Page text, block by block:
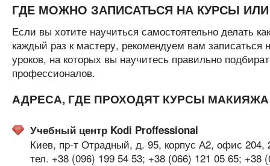
ГДЕ МОЖНО ЗАПИСАТЬСЯ НА КУРСЫ
Если вы хотите научиться самостоятельно делать
каждый раз к мастеру, рекомендуем вам записаться
уроков, на которых вы научитесь правильно
профессионалов.
АДРЕСА, ГДЕ ПРОХОДЯТ КУРСЫ
Учебный центр Kodi Proffessional
Киев, пр-т Отрадный, д. 95, корпус А2, офис 204,
тел. +38 (096) 199 54 53; +38 (066) 121 05 65; +38